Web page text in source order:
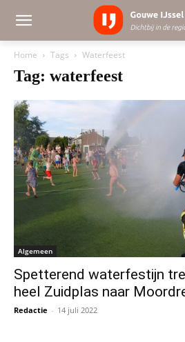
Home Tags Waterfeest
Tag: waterfeest
Algemeen
Spetterend waterfestijn
heel Zuidplas naar
Redactie - 14 juli 2022